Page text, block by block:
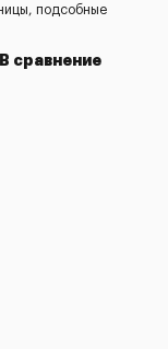
подсобные
В сравнение